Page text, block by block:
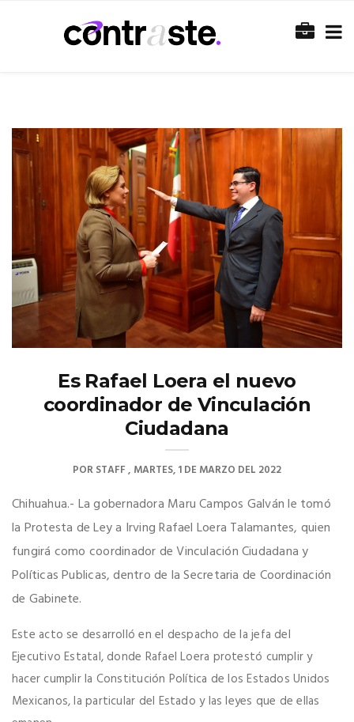
Es Rafael Loera el nuevo
coordinador de Vinculación
Ciudadana
PORSTAFF MARTES, 1 DE MARZO DEL 2022
Chihuahua.- La gobernadora Maru Campos Galván le tomó
la Protesta de Ley a Irving Rafael Loera Talamantes, quien
fungirá como coordinador de Vinculación Ciudadana y
Políticas Publicas, dentro de la Secretaria de Coordinación
de Gabinete.
Este acto se desarrolló en el despacho de la jefa del
Ejecutivo Estatal, donde Rafael Loera protestó cumplir y
hacer cumplir la Constitución Política de los Estados Unidos
Mexicanos, la particular del Estado y las leyes que de ellas